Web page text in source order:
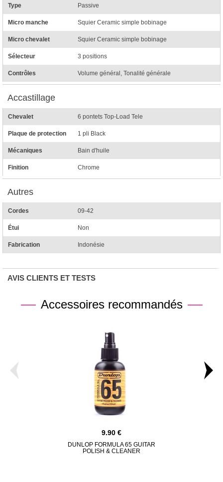
Type Passive
Micro manche Squier Ceramic simple bobinage
Micro chevalet Squier Ceramic simple bobinage
Sélecteur 3 positions
Contrôles Volume général, Tonalité générale
Accastillage
Chevalet 6 pontets Top-Load Tele
Plaque de protection 1 pli Black
Mécaniques Bain d'huile
Finition Chrome
Autres
Cordes 09-42
Étui Non
Fabrication Indonésie
AVIS CLIENTS ET TESTS
Accessoires recommandés
9.90
DUNLOP FORMULA 65 GUITAR
POLISH & CLEANER